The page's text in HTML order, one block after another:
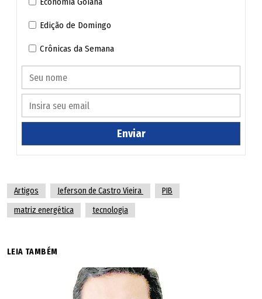
agrícolas digitais.
negócios, professor da graduação e do Mestrado em
Desenvolvimento e Planejamento Territorial da PUC Goiás
Os artigos publicados não refletem a opinião de O
POPULAR. Sua publicação obedece ao propósito de
locais, nacionais ou mundiais.
Edição de Domingo
Crônicas da Semana
Enviar
Artigos Jeferson de Castro Vieira
PIB
matriz energética
tecnologia
LEIA TAMBÉM